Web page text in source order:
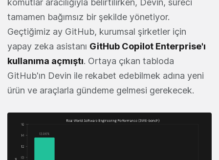
komutlar aracılığıyla belirtilirken, Devin, süreci
tamamen bağımsız bir şekilde yönetiyor.
Geçtiğimiz ay GitHub, kurumsal şirketler için
yapay zeka asistanı GitHub Copilot Enterprise'ı
kullanıma açmıştı. Ortaya çıkan tabloda
GitHub'ın Devin ile rekabet edebilmek adına yeni
ürün ve araçlarla gündeme gelmesi gerekecek.